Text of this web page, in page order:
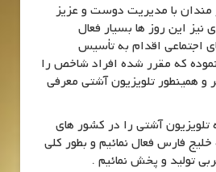
مندان با مدیریت دوست و عزیز
نیز این روز ها بسیار فعال
اجتماعی اقدام به تأسیس
که مقرر شده افراد شاخص را
و همینطور تلویزیون آشتی معرفی
آشتی را در کشور های
فارس فعال نمائیم و بطور کلی
تولید و پخش نمائیم .